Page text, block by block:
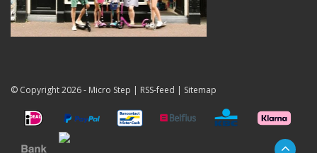
© Copyright 2026 - Micro Step | RSS-feed | Sitemap